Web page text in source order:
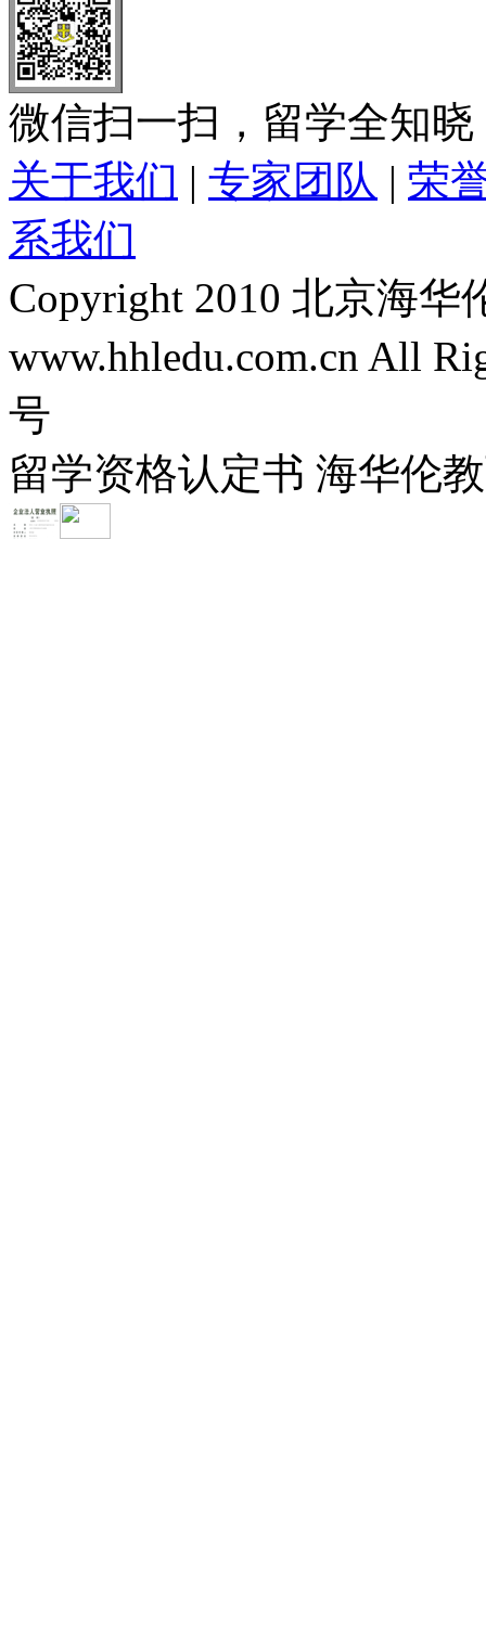
微信扫一扫，留学全知晓
关于我们 | 专家团队 | 荣
系我们
Copyright 2010 北京海
www.hhledu.com.cn All
号
留学资格认定书 海华伦